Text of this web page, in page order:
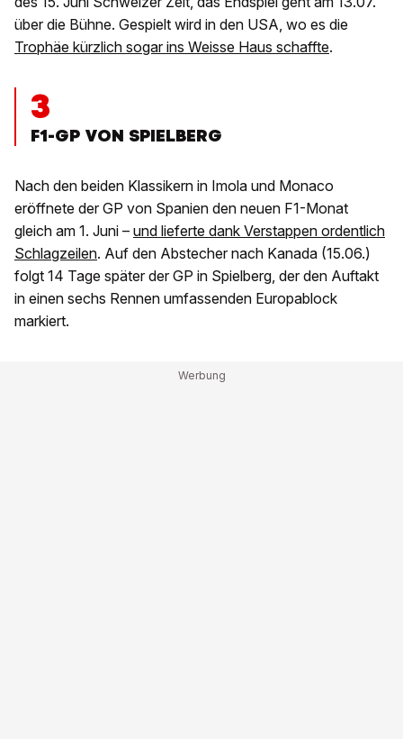
über die Bühne. Gespielt wird in den USA, wo es die
Trophäe kürzlich sogar ins Weisse Haus schaffte.
3
F1-GP VON SPIELBERG
Nach den beiden Klassikern in Imola und Monaco
eröffnete der GP von Spanien den neuen F1-Monat
gleich am 1. Juni – und lieferte dank Verstappen ordentlich
Schlagzeilen. Auf den Abstecher nach Kanada (15.06.)
folgt 14 Tage später der GP in Spielberg, der den Auftakt
in einen sechs Rennen umfassenden Europablock
markiert.